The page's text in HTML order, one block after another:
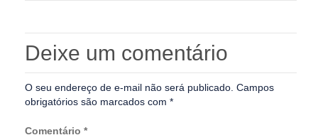
Deixe um comentário
O seu endereço de e-mail não será publicado. Campos
obrigatórios são marcados com *
Comentário *